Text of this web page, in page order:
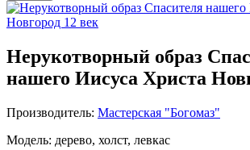
Нерукотворный образ
нашего Иисуса Христа
Производитель: Мастерская "Богомаз"
Модель: дерево, холст, левкас